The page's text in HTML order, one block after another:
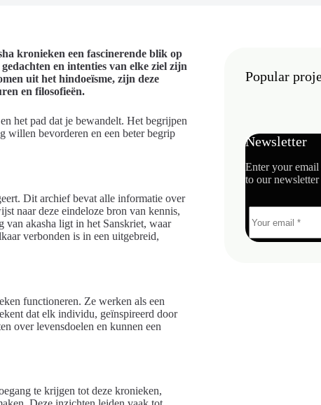
kronieken een fascinerende blik op
en intenties van elke ziel zijn
uit het hindoeïsme, zijn deze
en filosofieën.
het pad dat je bewandelt. Het begrijpen
willen bevorderen en een beter begrip
Dit archief bevat alle informatie over
naar deze eindeloze bron van kennis,
van akasha ligt in het Sanskriet, waar
verbonden is in een uitgebreid,
functioneren. Ze werken als een
dat elk individu, geïnspireerd door
over levensdoelen en kunnen een
te krijgen tot deze kronieken,
Popular
Newsletter
Enter your email
to our newsletter